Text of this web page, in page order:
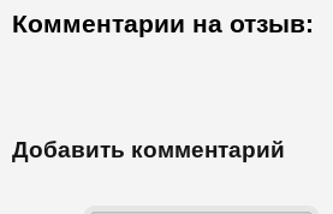
Комментарии на отзыв:
Добавить комментарий